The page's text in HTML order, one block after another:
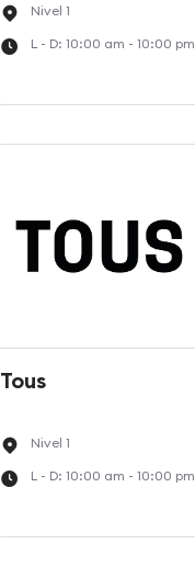
Nivel 1
L - D: 10:00 am - 10:00 pm
Tous
Nivel 1
L - D: 10:00 am - 10:00 pm